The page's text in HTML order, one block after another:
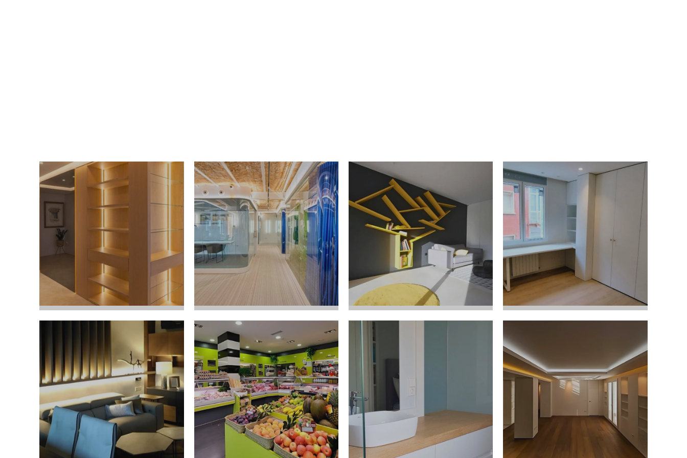
Reforma de
Casa
Ver Proyecto
CALLE TRAPERÍA - MURCIA
Reforma de Piso
VIVIENDA
San Javier -
Murcia
Ver Proyecto
GRAN VÍA - MURCIA
Reforma de Piso
Ver Proyecto
VIVIENDA
Ibi - Valencia
Ver Proyecto
MURCIA
Carnicería -
Local
Ver Proyecto
SAN PEDRO - MURCIA
Reforma de Piso
Ver Proyecto
CALLE BERNAL PAREJA
Vivienda
Ver Proyecto